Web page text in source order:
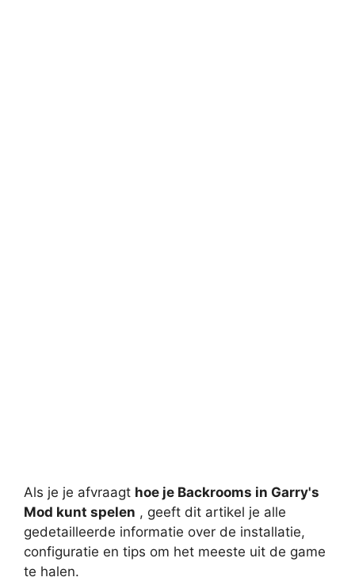
Als je je afvraagt ​​hoe je Backrooms in Garry's
Mod kunt spelen , geeft dit artikel je alle
gedetailleerde informatie over de installatie,
configuratie en tips om het meeste uit de game
te halen.